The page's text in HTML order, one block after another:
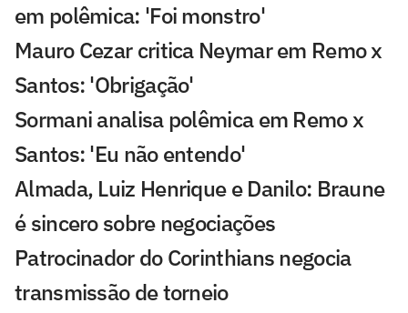
em polêmica: 'Foi monstro'
Mauro Cezar critica Neymar em Remo x
Santos: 'Obrigação'
Sormani analisa polêmica em Remo x
Santos: 'Eu não entendo'
Almada, Luiz Henrique e Danilo: Braune
é sincero sobre negociações
Patrocinador do Corinthians negocia
transmissão de torneio